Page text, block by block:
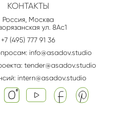
КОНТАКТЫ
Россия, Москва
ул. 8Aс1
+7 (495) 777 91 36
info@asadov.studio
tender@asadov.studio
intern@asadov.studio